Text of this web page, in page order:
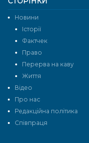
Новини
Історії
Фактчек
Право
Перерва на каву
Життя
Відео
Про нас
Редакційна політика
Cпівпраця